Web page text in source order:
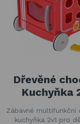
Dřevěné
Kuchyňka
Zábavné multifunkční
kuchyňka 2v1 pro